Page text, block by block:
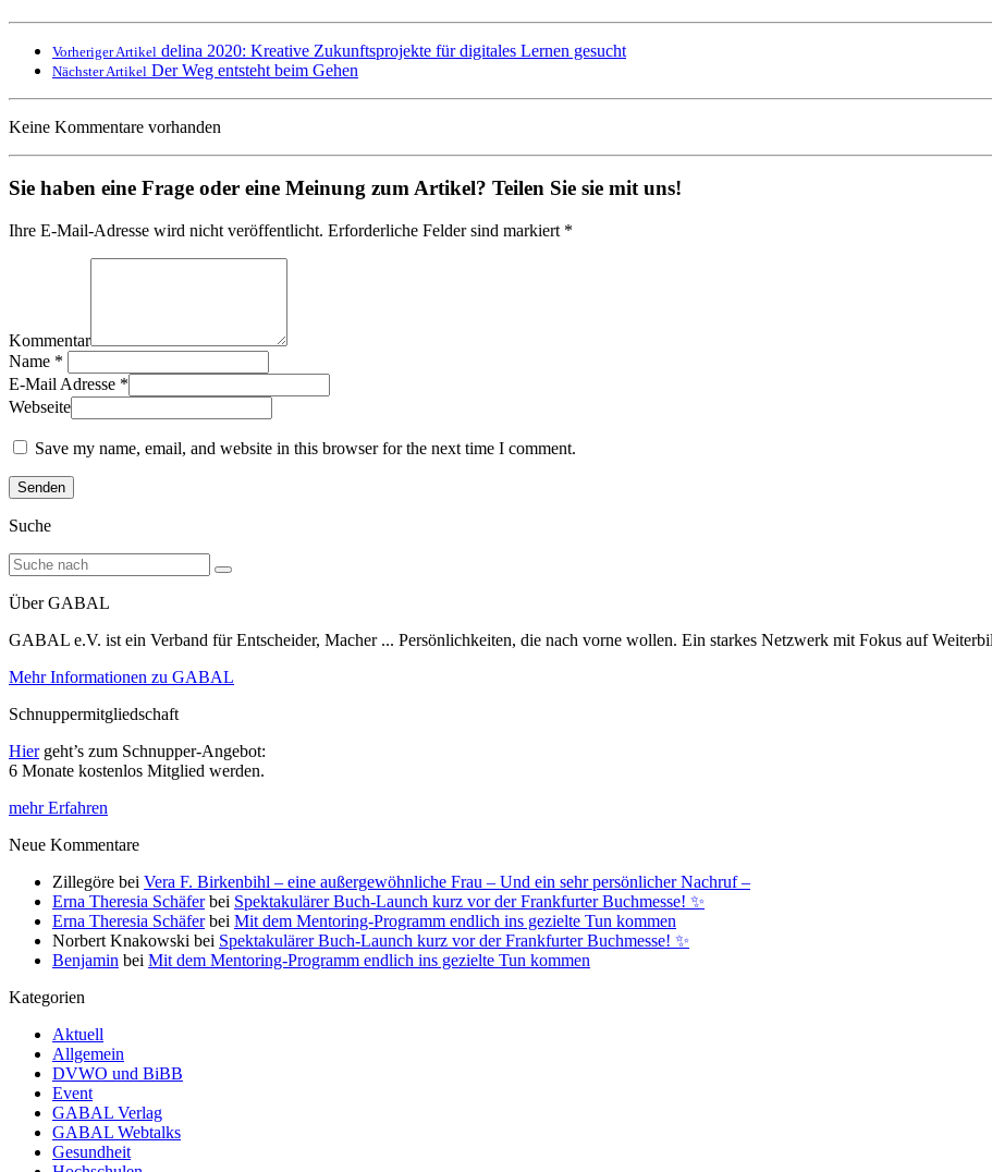
Vorheriger Artikel delina 2020: Kreative Zukunftsprojekte für digitales Lernen gesucht
Nächster Artikel Der Weg entsteht beim Gehen
Keine Kommentare vorhanden
Sie haben eine Frage oder eine Meinung zum Artikel? Teilen Sie sie mit uns!
Ihre E-Mail-Adresse wird nicht veröffentlicht. Erforderliche Felder sind markiert *
Kommentar
Name *
E-Mail Adresse *
Webseite
Save my name, email, and website in this browser for the next time I comment.
Suche
Über GABAL
GABAL e.V. ist ein Verband für Entscheider, Macher ... Persönlichkeiten, die nach vorne wollen. Ein starkes Netzwerk mit Fokus auf
Mehr Informationen zu GABAL
Schnuppermitgliedschaft
Hiergeht’s zum Schnupper-Angebot:
6 Monate kostenlos Mitglied werden.
mehr Erfahren
Neue Kommentare
Zillegöre bei Vera F. Birkenbihl – eine außergewöhnliche Frau – Und ein sehr persönlicher Nachruf –
Erna Theresia Schäferbei Spektakulärer Buch-Launch kurz vor der Frankfurter Buchmesse! ✨
Erna Theresia Schäferbei Mit dem Mentoring-Programm endlich ins gezielte Tun kommen
Norbert Knakowski bei Spektakulärer Buch-Launch kurz vor der Frankfurter Buchmesse! ✨
Benjamin bei Mit dem Mentoring-Programm endlich ins gezielte Tun kommen
Kategorien
Aktuell
Allgemein
DVWO und BiBB
Event
GABAL Verlag
GABAL Webtalks
Gesundheit